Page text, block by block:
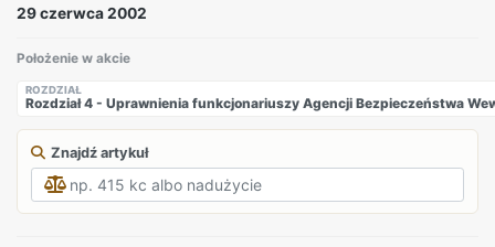
29 czerwca 2002
Położenie w akcie
ROZDZIAŁ
Rozdział 4 - Uprawnienia funkcjonariuszy Agencji Bezpieczeństwa
Znajdź artykuł